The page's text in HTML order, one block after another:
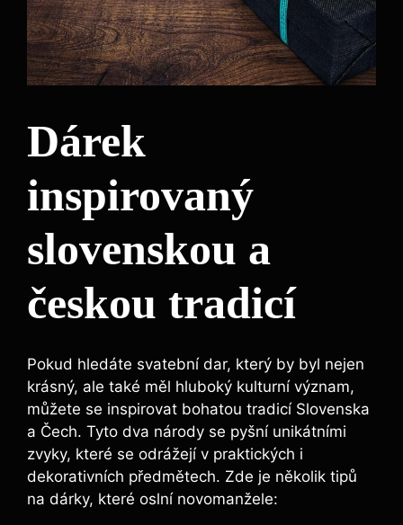
Dárek
inspirovaný
slovenskou a
českou tradicí
Pokud hledáte svatební dar, který by byl nejen
krásný, ale také měl hluboký kulturní význam,
můžete se inspirovat bohatou tradicí Slovenska
a Čech. Tyto dva národy se pyšní unikátními
zvyky, které se odrážejí v praktických i
dekorativních předmětech. Zde je několik tipů
na dárky, které oslní novomanžele: